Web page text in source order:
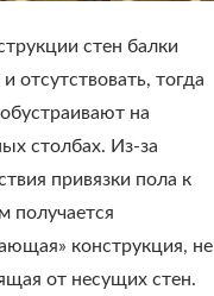
стен балки
отсутствовать, тогда
на
столбах. Из-за
привязки пола к
получается
конструкция, не
от несущих стен.